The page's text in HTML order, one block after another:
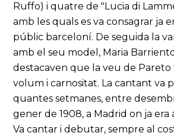
Ruffo) i quatre de "Lucia di
amb les quals es va consagrar ja
públic barceloní. De seguida la
amb el seu model, Maria
destacaven que la veu de Pareto
volum i carnositat. La cantant va
quantes setmanes, entre
gener de 1908, a Madrid on ja era
Va cantar i debutar, sempre al